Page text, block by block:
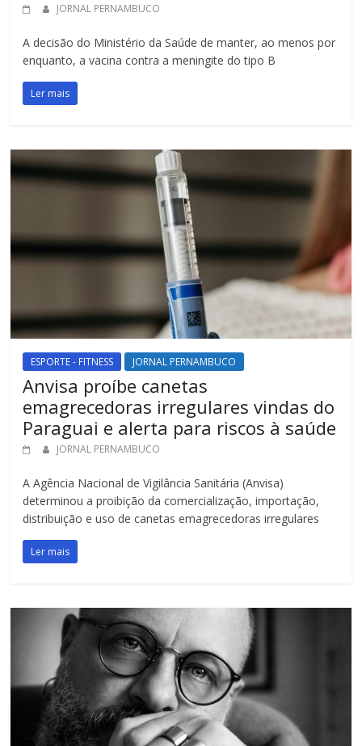
JORNAL PERNAMBUCO
A decisão do Ministério da Saúde de manter, ao menos por
enquanto, a vacina contra a meningite do tipo B
Ler mais
ESPORTE - FITNESS JORNAL PERNAMBUCO
Anvisa proíbe canetas
emagrecedoras irregulares vindas do
Paraguai e alerta para riscos à saúde
JORNAL PERNAMBUCO
A Agência Nacional de Vigilância Sanitária (Anvisa)
determinou a proibição da comercialização, importação,
distribuição e uso de canetas emagrecedoras irregulares
Ler mais